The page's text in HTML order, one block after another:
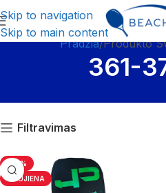
Skip to navigation
Skip to main content
Pradžia Produkto
361-
Filtravimas
-25%
NAUJIENA